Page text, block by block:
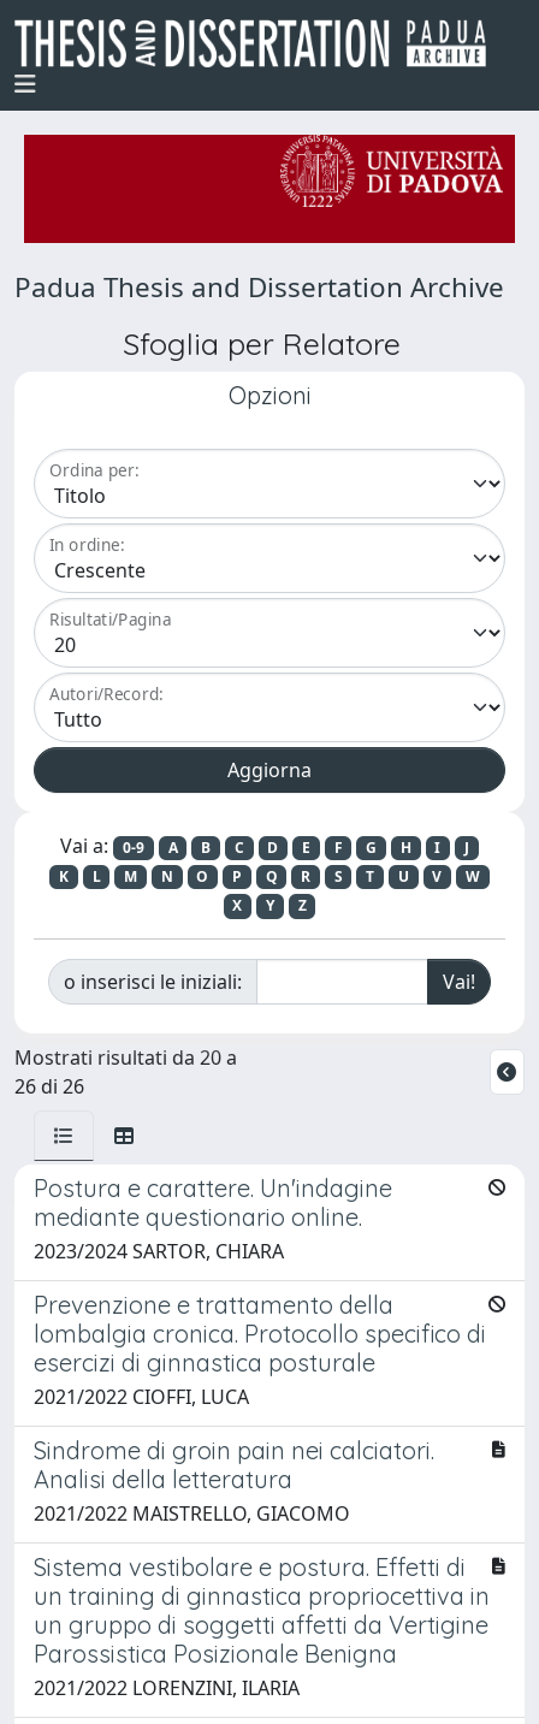
Padua Thesis and Dissertation Archive
Sfoglia per Relatore
Opzioni
Ordina per:
In ordine:
Risultati/Pagina
Autori/Record:
Vai a: 0-9 A B C D E F G H I
J
K
L M N O P Q R S T U V
W
X
Y Z
o inserisci le iniziali:
Mostrati risultati da 20 a
26 di 26
Postura e carattere. Un'indagine
mediante questionario online.
2023/2024 SARTOR, CHIARA
Prevenzione e trattamento della
lombalgia cronica. Protocollo specifico di
esercizi di ginnastica posturale
2021/2022 CIOFFI, LUCA
Sindrome di groin pain nei calciatori.
Analisi della letteratura
2021/2022 MAISTRELLO, GIACOMO
Sistema vestibolare e postura. Effetti di
un training di ginnastica propriocettiva in
un gruppo di soggetti affetti da Vertigine
Parossistica Posizionale Benigna
2021/2022 LORENZINI, ILARIA